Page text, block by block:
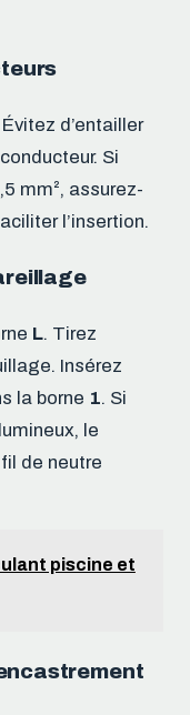
d’entailler
Si
mm², assurez-
l’insertion.
L. Tirez
Insérez
la borne 1. Si
le
de neutre
piscine et